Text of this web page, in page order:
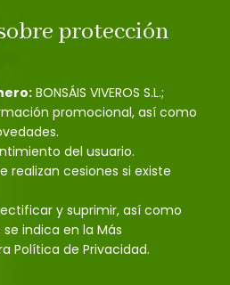
protección
BONSÁIS VIVEROS S.L.;
promocional, así como
del usuario.
realizan cesiones si existe
y suprimir, así como
indica en la Más
Política de Privacidad.